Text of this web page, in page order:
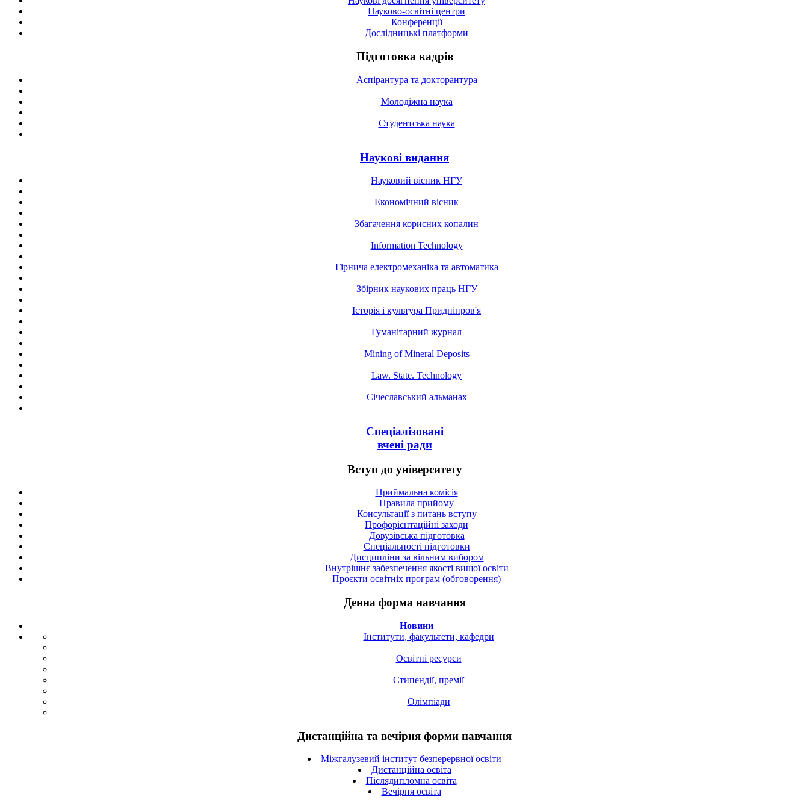
Науково-освітні центри
Конференції
Дослідницькі платформи
Підготовка кадрів
Аспірантура та докторантура
Молодіжна наука
Студентська наука
Наукові видання
Науковий вісник НГУ
Економічний вісник
Збагачення корисних копалин
Information Technology
Гірнича електромеханіка та автоматика
Збірник наукових праць НГУ
Історія і культура Придніпров'я
Гуманітарний журнал
Mining of Mineral Deposits
Law. State. Technology
Січеславський альманах
Спеціалізовані
вчені ради
Вступ до університету
Приймальна комісія
Правила прийому
Консультації з питань вступу
Профорієнтаційні заходи
Довузівська підготовка
Спецiальностi підготовки
Дисципліни за вільним вибором
Внутрішнє забезпечення якості вищої освіти
Проєкти освітніх програм (обговорення)
Денна форма навчання
Новини
Інститути, факультети, кафедри
Освітні ресурси
Стипендії, премії
Олімпіади
Дистанційна та вечірня форми навчання
Міжгалузевий інститут безперервної освіти
Дистанційна освіта
Післядипломна освіта
Вечірня освіта